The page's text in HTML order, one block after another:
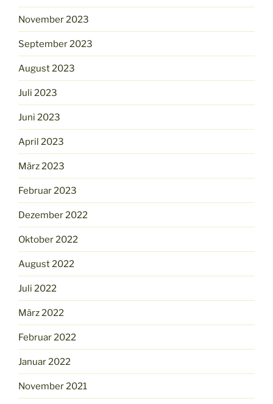
November 2023
September 2023
August 2023
Juli 2023
Juni 2023
April 2023
März 2023
Februar 2023
Dezember 2022
Oktober 2022
August 2022
Juli 2022
März 2022
Februar 2022
Januar 2022
November 2021